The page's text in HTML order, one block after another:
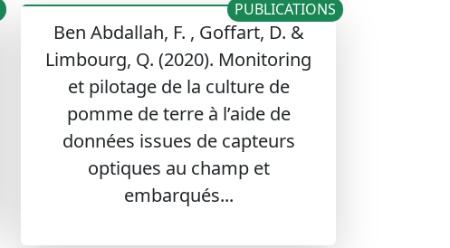
Ben Abdallah, F. , Goffart, D. &
Limbourg, Q. (2020). Monitoring
et pilotage de la culture de
pomme de terre à l’aide de
données issues de capteurs
optiques au champ et
embarqués...
PUBLICATIONS